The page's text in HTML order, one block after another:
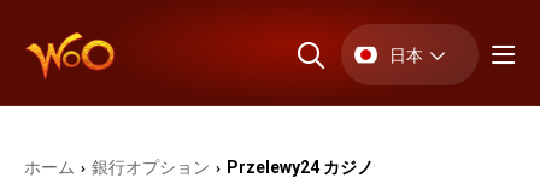
日本
ホーム › 銀行オプション › Przelewy24 カジノ